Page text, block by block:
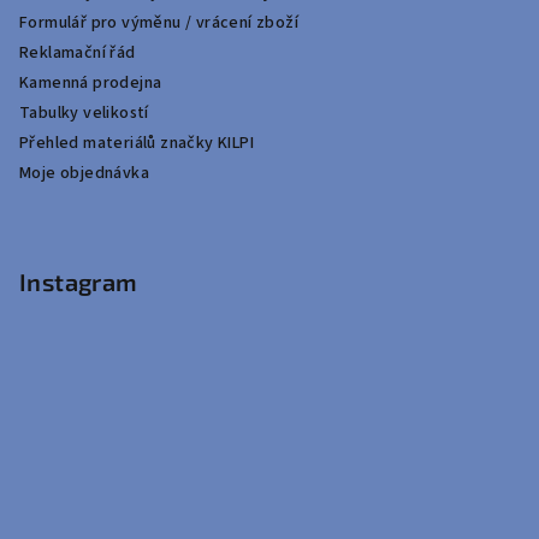
Formulář pro výměnu / vrácení zboží
Reklamační řád
Kamenná prodejna
Tabulky velikostí
Přehled materiálů značky KILPI
Moje objednávka
Instagram